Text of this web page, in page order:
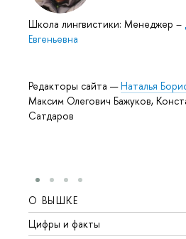
Школа лингвистики: Менеджер –
Евгеньевна
Редакторы сайта —Наталья
Максим Олегович Бажуков,
Сатдаров
О ВЫШКЕ
Цифры и факты